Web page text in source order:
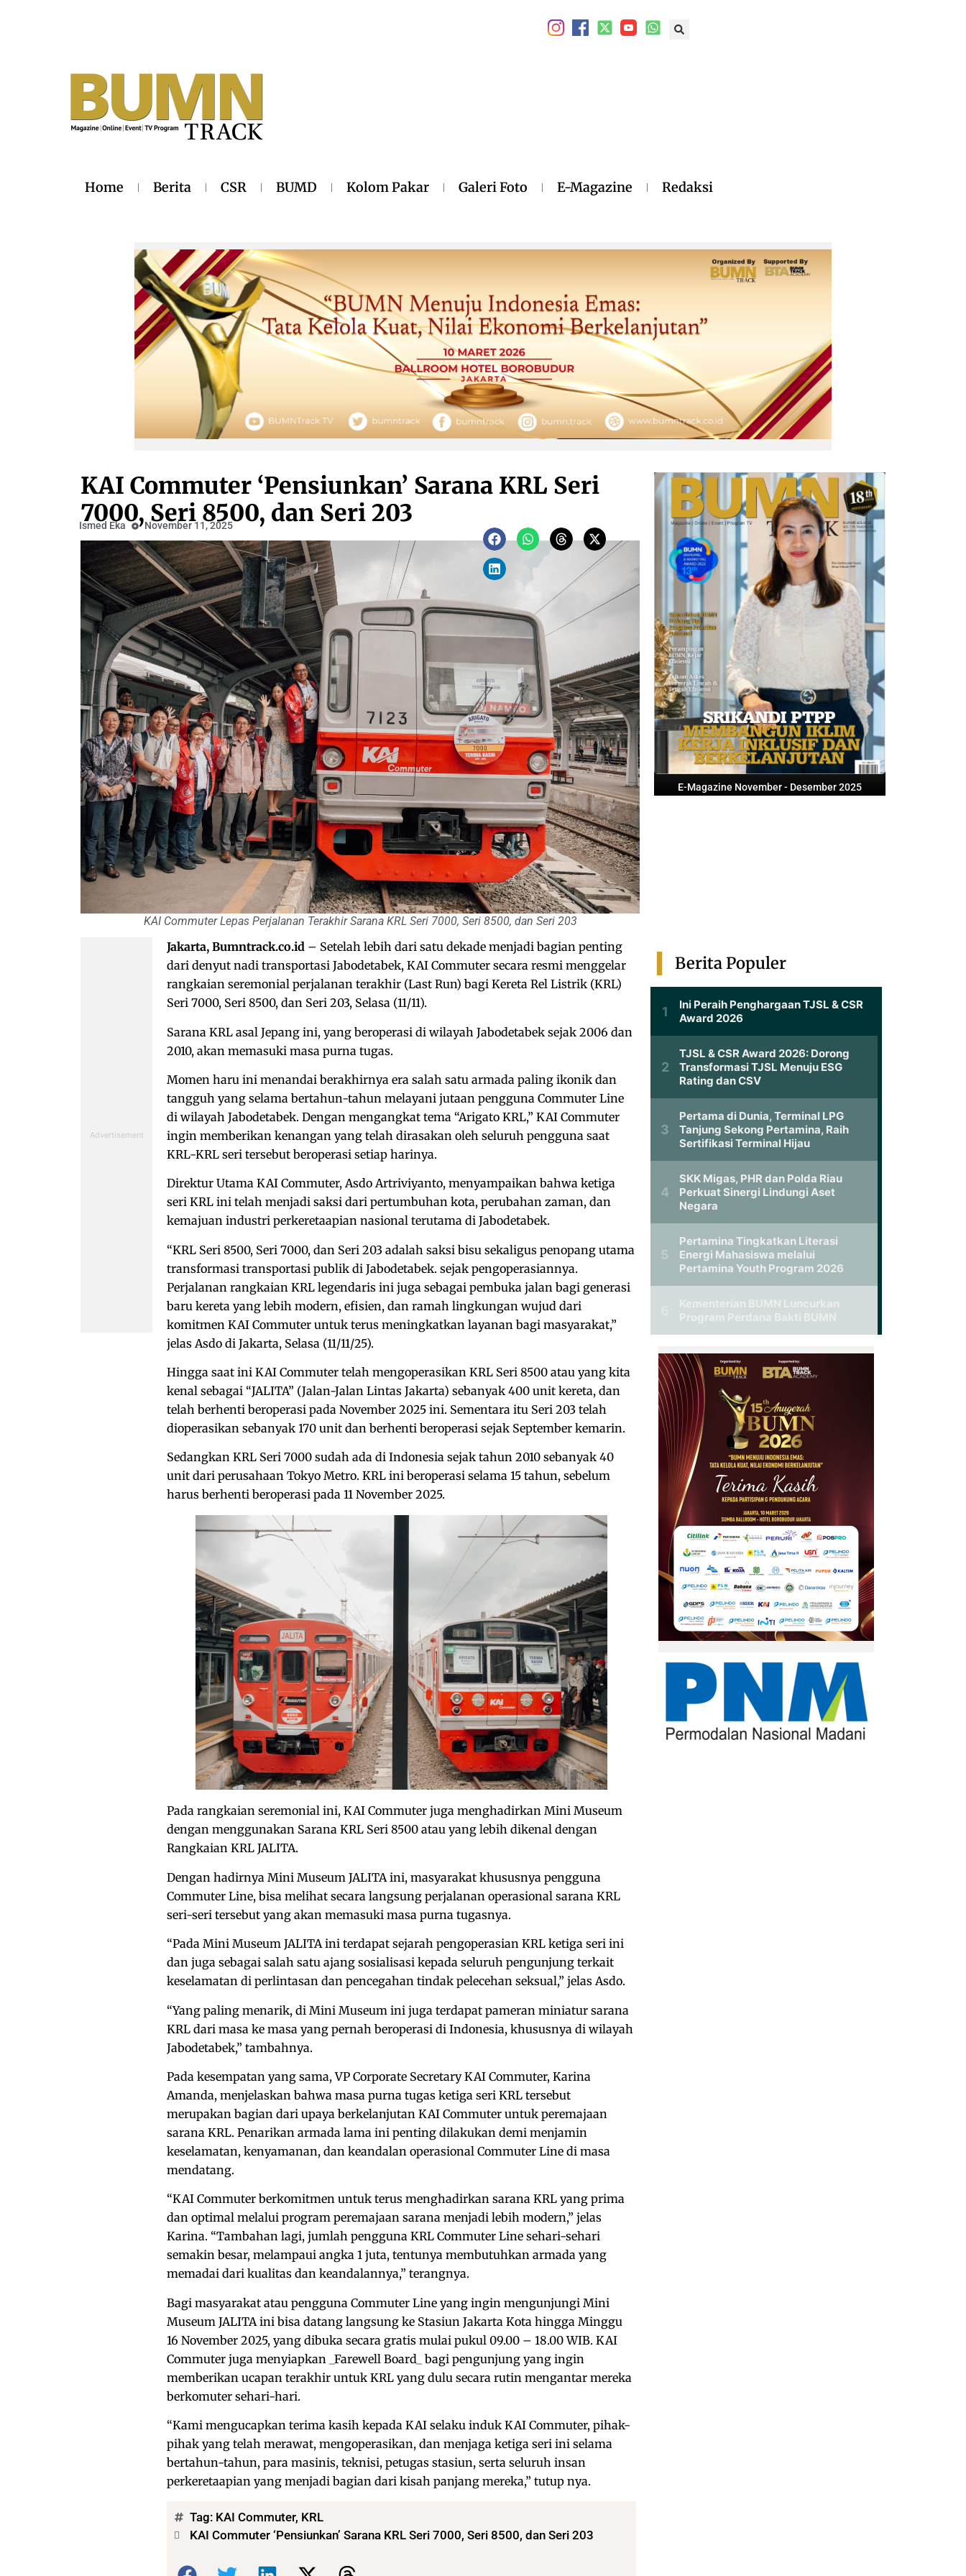
Home Berita CSR BUMD Kolom Pakar Galeri Foto E-Magazine Redaksi
KAI Commuter ‘Pensiunkan’ Sarana KRL Seri
7000, Seri 8500, dan Seri 203
Ismed Eka November 11, 2025
KAI Commuter Lepas Perjalanan Terakhir Sarana KRL Seri 7000, Seri 8500, dan Seri 203
E-Magazine November - Desember 2025
Jakarta, Bumntrack.co.id – Setelah lebih dari satu dekade menjadi bagian penting
dari denyut nadi transportasi Jabodetabek, KAI Commuter secara resmi menggelar
rangkaian seremonial perjalanan terakhir (Last Run) bagi Kereta Rel Listrik (KRL)
Seri 7000, Seri 8500, dan Seri 203, Selasa (11/11).
Sarana KRL asal Jepang ini, yang beroperasi di wilayah Jabodetabek sejak 2006 dan
2010, akan memasuki masa purna tugas.
Momen haru ini menandai berakhirnya era salah satu armada paling ikonik dan
tangguh yang selama bertahun-tahun melayani jutaan pengguna Commuter Line
di wilayah Jabodetabek. Dengan mengangkat tema “Arigato KRL,” KAI Commuter
ingin memberikan kenangan yang telah dirasakan oleh seluruh pengguna saat
KRL-KRL seri tersebut beroperasi setiap harinya.
Direktur Utama KAI Commuter, Asdo Artriviyanto, menyampaikan bahwa ketiga
seri KRL ini telah menjadi saksi dari pertumbuhan kota, perubahan zaman, dan
kemajuan industri perkeretaapian nasional terutama di Jabodetabek.
“KRL Seri 8500, Seri 7000, dan Seri 203 adalah saksi bisu sekaligus penopang utama
transformasi transportasi publik di Jabodetabek. sejak pengoperasiannya.
Perjalanan rangkaian KRL legendaris ini juga sebagai pembuka jalan bagi generasi
baru kereta yang lebih modern, efisien, dan ramah lingkungan wujud dari
komitmen KAI Commuter untuk terus meningkatkan layanan bagi masyarakat,”
jelas Asdo di Jakarta, Selasa (11/11/25).
Hingga saat ini KAI Commuter telah mengoperasikan KRL Seri 8500 atau yang kita
kenal sebagai “JALITA” (Jalan-Jalan Lintas Jakarta) sebanyak 400 unit kereta, dan
telah berhenti beroperasi pada November 2025 ini. Sementara itu Seri 203 telah
dioperasikan sebanyak 170 unit dan berhenti beroperasi sejak September kemarin.
Sedangkan KRL Seri 7000 sudah ada di Indonesia sejak tahun 2010 sebanyak 40
unit dari perusahaan Tokyo Metro. KRL ini beroperasi selama 15 tahun, sebelum
harus berhenti beroperasi pada 11 November 2025.
Pada rangkaian seremonial ini, KAI Commuter juga menghadirkan Mini Museum
dengan menggunakan Sarana KRL Seri 8500 atau yang lebih dikenal dengan
Rangkaian KRL JALITA.
Dengan hadirnya Mini Museum JALITA ini, masyarakat khususnya pengguna
Commuter Line, bisa melihat secara langsung perjalanan operasional sarana KRL
seri-seri tersebut yang akan memasuki masa purna tugasnya.
“Pada Mini Museum JALITA ini terdapat sejarah pengoperasian KRL ketiga seri ini
dan juga sebagai salah satu ajang sosialisasi kepada seluruh pengunjung terkait
keselamatan di perlintasan dan pencegahan tindak pelecehan seksual,” jelas Asdo.
“Yang paling menarik, di Mini Museum ini juga terdapat pameran miniatur sarana
KRL dari masa ke masa yang pernah beroperasi di Indonesia, khususnya di wilayah
Jabodetabek,” tambahnya.
Pada kesempatan yang sama, VP Corporate Secretary KAI Commuter, Karina
Amanda, menjelaskan bahwa masa purna tugas ketiga seri KRL tersebut
merupakan bagian dari upaya berkelanjutan KAI Commuter untuk peremajaan
sarana KRL. Penarikan armada lama ini penting dilakukan demi menjamin
keselamatan, kenyamanan, dan keandalan operasional Commuter Line di masa
mendatang.
“KAI Commuter berkomitmen untuk terus menghadirkan sarana KRL yang prima
dan optimal melalui program peremajaan sarana menjadi lebih modern,” jelas
Karina. “Tambahan lagi, jumlah pengguna KRL Commuter Line sehari-sehari
semakin besar, melampaui angka 1 juta, tentunya membutuhkan armada yang
memadai dari kualitas dan keandalannya,” terangnya.
Bagi masyarakat atau pengguna Commuter Line yang ingin mengunjungi Mini
Museum JALITA ini bisa datang langsung ke Stasiun Jakarta Kota hingga Minggu
16 November 2025, yang dibuka secara gratis mulai pukul 09.00 – 18.00 WIB. KAI
Commuter juga menyiapkan _Farewell Board_ bagi pengunjung yang ingin
memberikan ucapan terakhir untuk KRL yang dulu secara rutin mengantar mereka
berkomuter sehari-hari.
“Kami mengucapkan terima kasih kepada KAI selaku induk KAI Commuter, pihak-
pihak yang telah merawat, mengoperasikan, dan menjaga ketiga seri ini selama
bertahun-tahun, para masinis, teknisi, petugas stasiun, serta seluruh insan
perkeretaapian yang menjadi bagian dari kisah panjang mereka,” tutup nya.
Tag: KAI Commuter, KRL
KAI Commuter ‘Pensiunkan’ Sarana KRL Seri 7000, Seri 8500, dan Seri 203
Bagikan:
Berita Populer